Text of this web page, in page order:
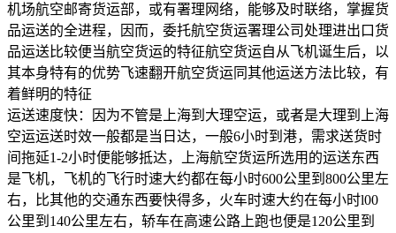
机场航空邮寄货运部，或有署理网络，能够及时联络，掌握货
品运送的全进程，因而，委托航空货运署理公司处理进出口货
品运送比较便当航空货运的特征航空货运自从飞机诞生后，以
其本身特有的优势飞速翻开航空货运同其他运送方法比较，有
着鲜明的特征
运送速度快：因为不管是上海到大理空运，或者是大理到上海
空运运送时效一般都是当日达，一般6小时到港，需求送货时
间拖延1-2小时便能够抵达，上海航空货运所选用的运送东西
是飞机，飞机的飞行时速大约都在每小时600公里到800公里左
右，比其他的交通东西要快得多，火车时速大约在每小时l00
公里到140公里左右，轿车在高速公路上跑也便是120公里到